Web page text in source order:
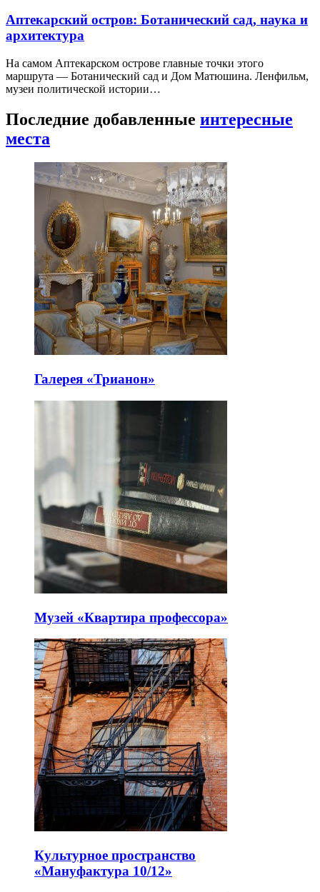
Аптекарский остров: Ботанический сад, наука и
архитектура
На самом Аптекарском острове главные точки этого
маршрута — Ботанический сад и Дом Матюшина. Ленфильм,
музеи политической истории…
Последние добавленные интересные
места
Галерея «Трианон»
Музей «Квартира профессора»
Культурное пространство
«Мануфактура 10/12»